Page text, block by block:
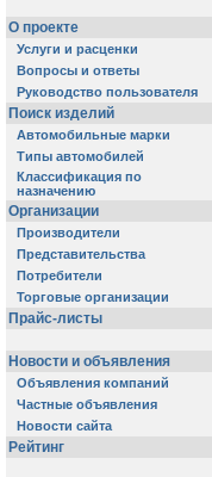
О проекте
Услуги и расценки
Вопросы и ответы
Руководство пользователя
Поиск изделий
Автомобильные марки
Типы автомобилей
Классификация по
назначению
Организации
Производители
Представительства
Потребители
Торговые организации
Прайс-листы
Новости и объявления
Объявления компаний
Частные объявления
Новости сайта
Рейтинг